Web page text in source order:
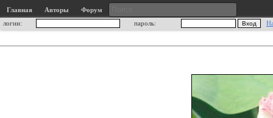
Главная Авторы
Форум
логин:
пароль: